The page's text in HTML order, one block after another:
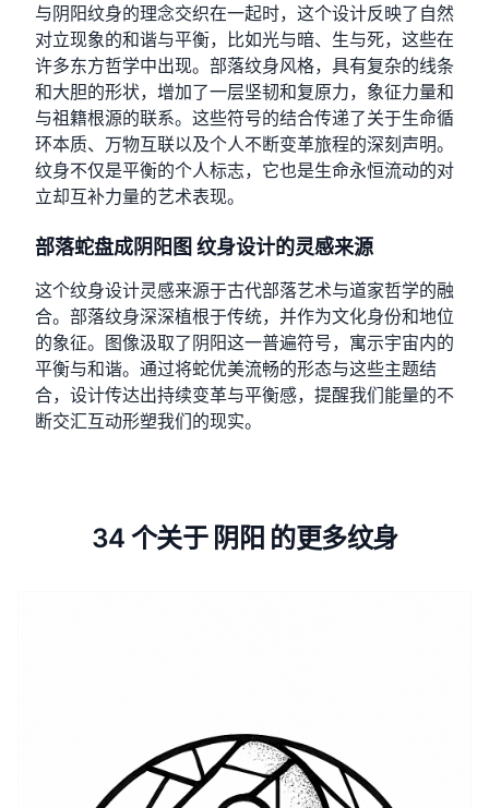
与阴阳纹身的理念交织在一起时，这个设计反映了自然
对立现象的和谐与平衡，比如光与暗、生与死，这些在
许多东方哲学中出现。部落纹身风格，具有复杂的线条
和大胆的形状，增加了一层坚韧和复原力，象征力量和
与祖籍根源的联系。这些符号的结合传递了关于生命循
环本质、万物互联以及个人不断变革旅程的深刻声明。
纹身不仅是平衡的个人标志，它也是生命永恒流动的对
立却互补力量的艺术表现。
部落蛇盘成阴阳图 纹身设计的灵感来源
这个纹身设计灵感来源于古代部落艺术与道家哲学的融
合。部落纹身深深植根于传统，并作为文化身份和地位
的象征。图像汲取了阴阳这一普遍符号，寓示宇宙内的
平衡与和谐。通过将蛇优美流畅的形态与这些主题结
合，设计传达出持续变革与平衡感，提醒我们能量的不
断交汇互动形塑我们的现实。
34 个关于 阴阳 的更多纹身